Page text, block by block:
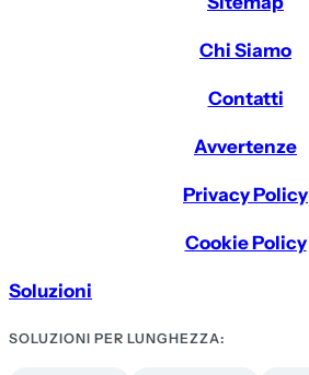
Chi Siamo
Contatti
Avvertenze
Privacy Policy
Cookie Policy
Soluzioni
SOLUZIONI PER LUNGHEZZA: